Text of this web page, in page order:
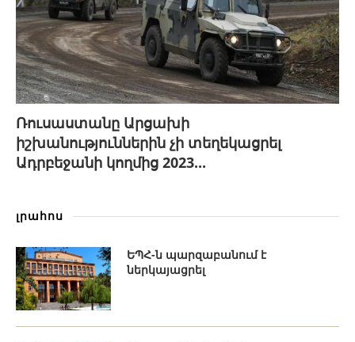
Ռուսաստանը Արցախի
իշխանություններին չի տեղեկացրել
Ադրբեջանի կողմից 2023...
լրահոս
ԵՊՀ-ն պարզաբանում է
ներկայացրել